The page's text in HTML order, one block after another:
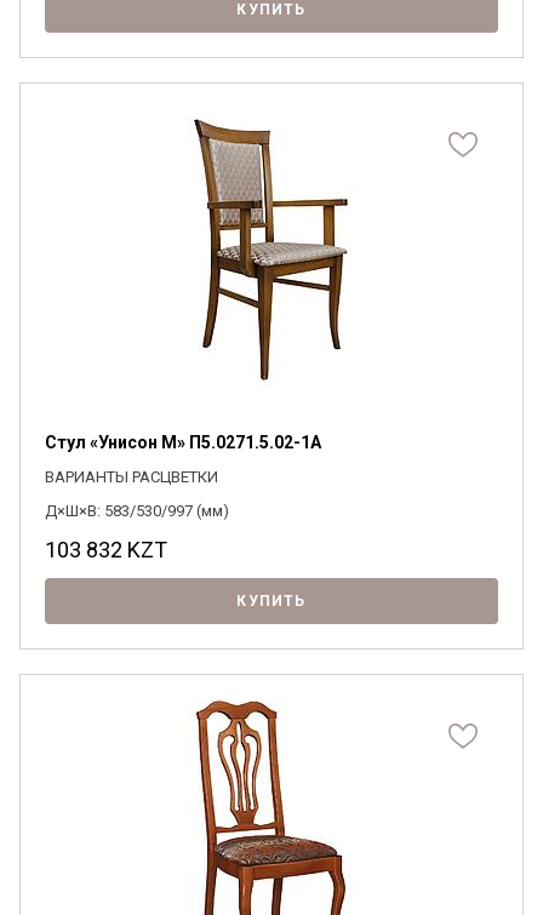
КУПИТЬ
Стул «Унисон М» П5.0271.5.02-1А
ВАРИАНТЫ РАСЦВЕТКИ
Д×Ш×В: 583/530/997 (мм)
103 832 KZT
КУПИТЬ